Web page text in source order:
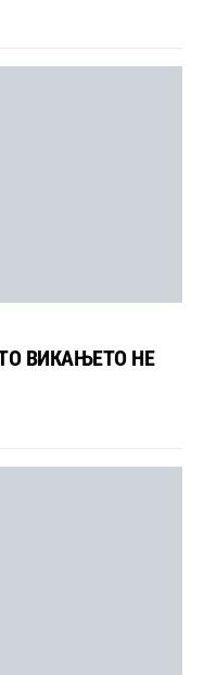
ВИКАЊЕТО НЕ